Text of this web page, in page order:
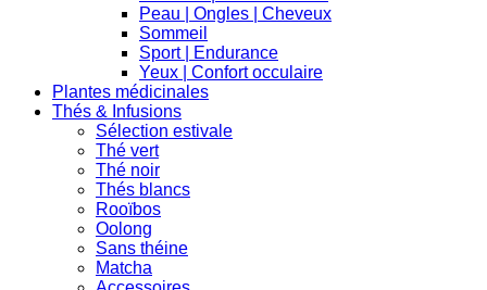
Peau | Ongles | Cheveux
Sommeil
Sport | Endurance
Yeux | Confort occulaire
Plantes médicinales
Thés & Infusions
Sélection estivale
Thé vert
Thé noir
Thés blancs
Rooïbos
Oolong
Sans théine
Matcha